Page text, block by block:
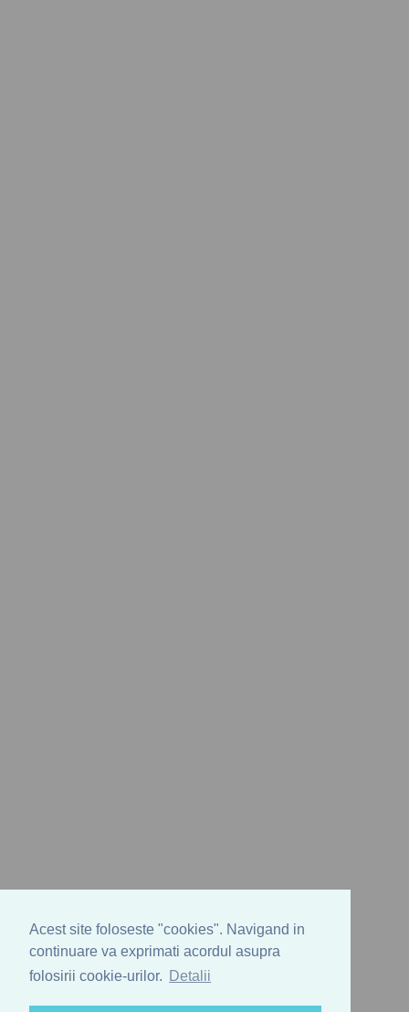
Acest site foloseste "cookies". Navigand in
continuare va exprimati acordul asupra
folosirii cookie-urilor.
Detalii